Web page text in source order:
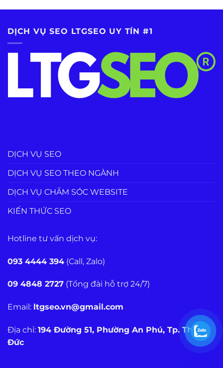
DỊCH VỤ SEO LTGSEO UY TÍN #1
DỊCH VỤ SEO
DỊCH VỤ SEO THEO NGÀNH
DỊCH VỤ CHĂM SÓC WEBSITE
KIẾN THỨC SEO
Hotline tư vấn dịch vụ:
093 4444 394 (Call, Zalo)
09 4848 2727 (Tổng đài hỗ trợ 24/7)
Email: ltgseo.vn@gmail.com
Địa chỉ: 194 Đường 51, Phường An Phú, Tp. Thủ
Đức